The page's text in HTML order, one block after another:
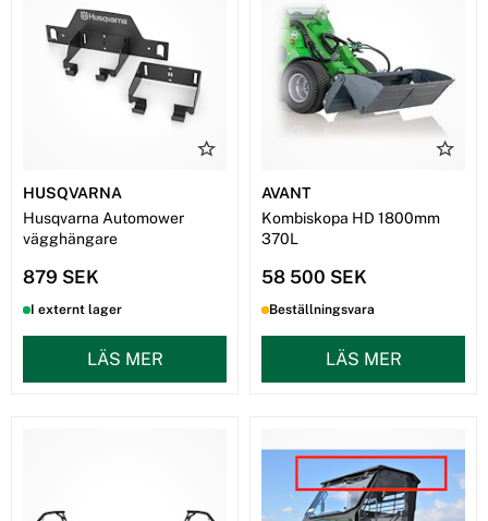
HUSQVARNA
Husqvarna Automower
vägghängare
879 SEK
I externt lager
LÄS MER
AVANT
Kombiskopa HD 1800mm
370L
58 500 SEK
Beställningsvara
LÄS MER